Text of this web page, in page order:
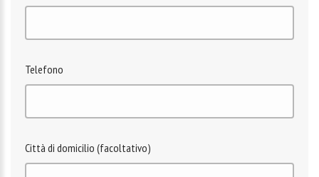
Telefono
Città di domicilio (facoltativo)